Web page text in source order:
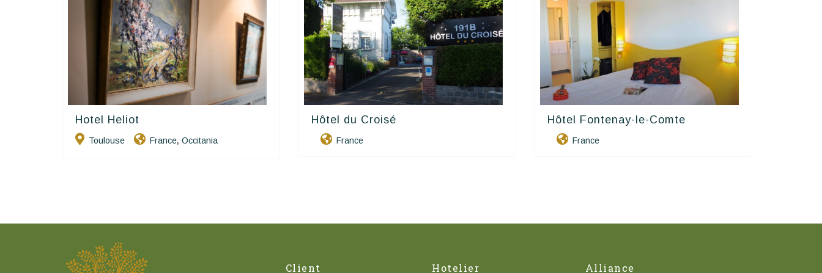
Hotel Heliot
Toulouse France, Occitania
Hôtel du Croisé
France
Contact Hôtels
Hôtel Fontenay-le-Comte
France
Client Hotelier Alliance